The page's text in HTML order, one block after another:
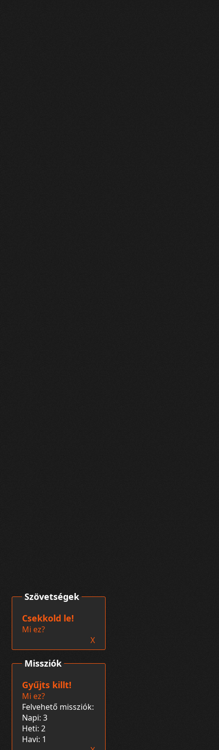
Missziók
Gyűjts killt!
Mi ez?
Felvehető missziók:
Napi: 3
Heti: 2
Havi: 1
Szövetségek
Csekkold le!
Mi ez?
X